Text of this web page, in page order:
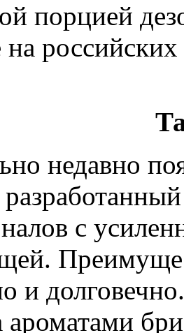
порцией
на
недавно
с
и
ароматами